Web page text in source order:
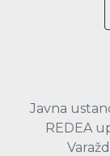
Javna
REDEA